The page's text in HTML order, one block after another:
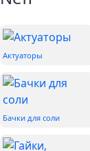
Актуаторы
Бачки для соли